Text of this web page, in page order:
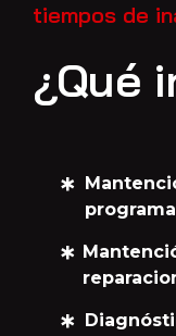
tiempos de
¿Qué